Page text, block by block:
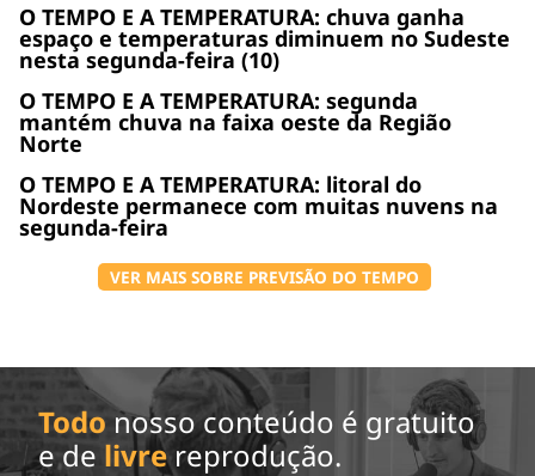
O TEMPO E A TEMPERATURA: chuva ganha
espaço e temperaturas diminuem no Sudeste
nesta segunda-feira (10)
O TEMPO E A TEMPERATURA: segunda
mantém chuva na faixa oeste da Região
Norte
O TEMPO E A TEMPERATURA: litoral do
Nordeste permanece com muitas nuvens na
segunda-feira
VER MAIS SOBRE PREVISÃO DO TEMPO
Todo nosso conteúdo é gratuito
e de livrereprodução.